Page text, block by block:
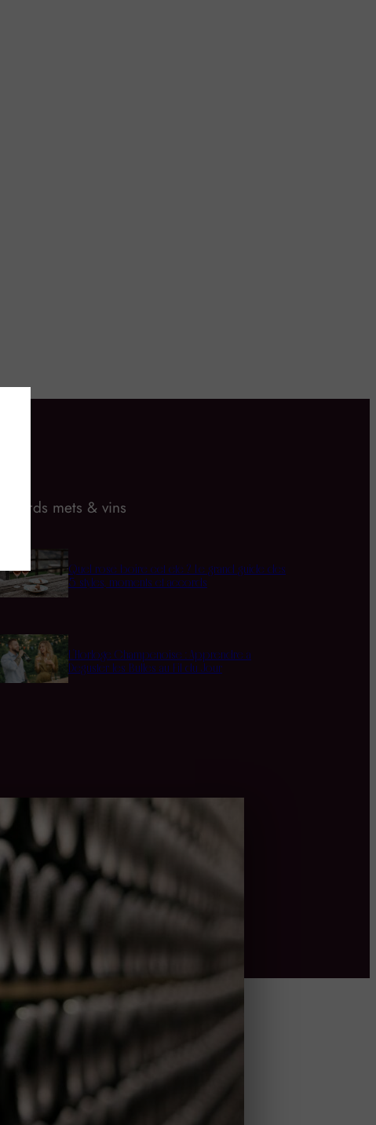
Accords mets & vins
Quel rosé boire cet été ? Le grand guide des
5 styles, moments et accords
L’Horloge Champenoise : Apprendre à
Déguster les Bulles au Fil du Jour